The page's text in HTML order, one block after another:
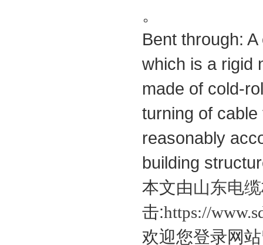
。
Bent through:
which is a rigid
made of cold-
turning of
reasonably
building
本文由山东电
击:https://
欢迎您登录网